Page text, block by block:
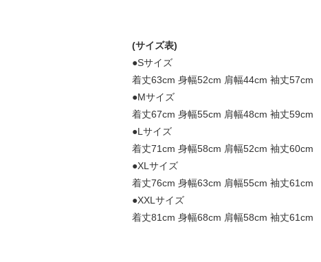
(サイズ表)
●Sサイズ
着丈63cm 身幅52cm 肩幅44cm 袖丈57cm
●Mサイズ
着丈67cm 身幅55cm 肩幅48cm 袖丈59cm
●Lサイズ
着丈71cm 身幅58cm 肩幅52cm 袖丈60cm
●XLサイズ
着丈76cm 身幅63cm 肩幅55cm 袖丈61cm
●XXLサイズ
着丈81cm 身幅68cm 肩幅58cm 袖丈61cm